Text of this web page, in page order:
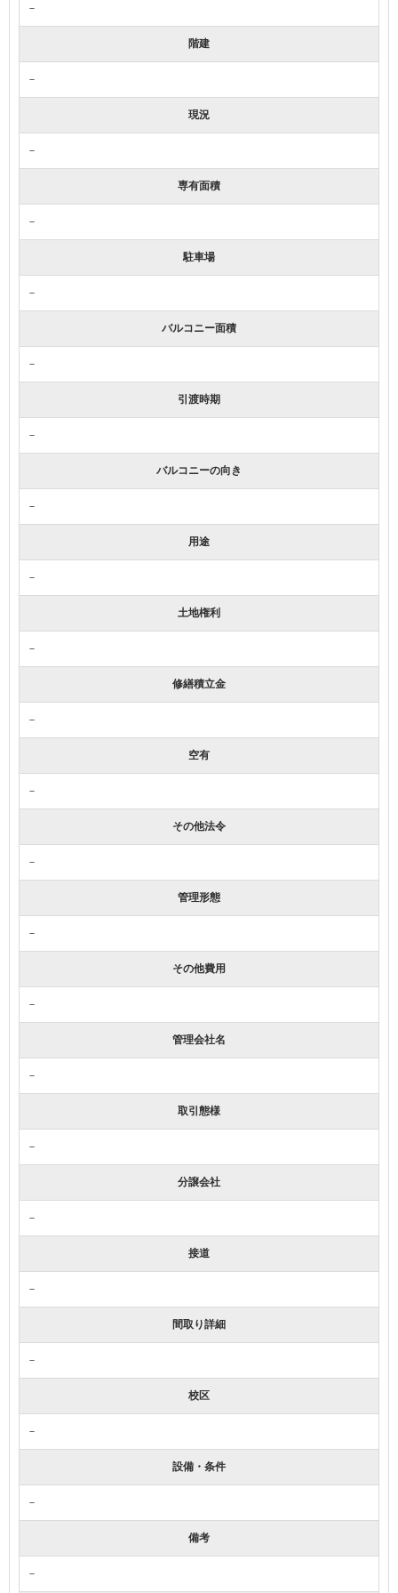
－
階建
－
現況
－
専有面積
－
駐車場
－
バルコニー面積
－
引渡時期
－
バルコニーの向き
－
用途
－
土地権利
－
修繕積立金
－
空有
－
その他法令
－
管理形態
－
その他費用
－
管理会社名
－
取引態様
－
分譲会社
－
接道
－
間取り詳細
－
校区
－
設備・条件
－
備考
－